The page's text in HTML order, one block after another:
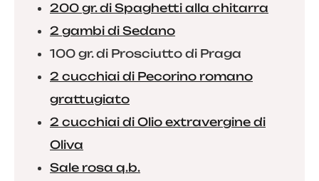
200 gr. di Spaghetti alla chitarra
2 gambi di Sedano
100 gr. di Prosciutto di Praga
2 cucchiai di Pecorino romano
grattugiato
2 cucchiai di Olio extravergine di
Oliva
Sale rosa q.b.